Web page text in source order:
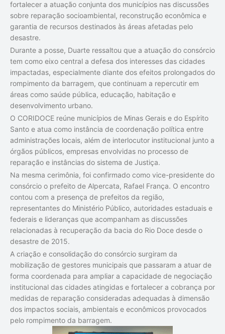
fortalecer a atuação conjunta dos municípios nas discussões
sobre reparação socioambiental, reconstrução econômica e
garantia de recursos destinados às áreas afetadas pelo
desastre.
Durante a posse, Duarte ressaltou que a atuação do consórcio
tem como eixo central a defesa dos interesses das cidades
impactadas, especialmente diante dos efeitos prolongados do
rompimento da barragem, que continuam a repercutir em
áreas como saúde pública, educação, habitação e
desenvolvimento urbano.
O CORIDOCE reúne municípios de Minas Gerais e do Espírito
Santo e atua como instância de coordenação política entre
administrações locais, além de interlocutor institucional junto a
órgãos públicos, empresas envolvidas no processo de
reparação e instâncias do sistema de Justiça.
Na mesma cerimônia, foi confirmado como vice-presidente do
consórcio o prefeito de Alpercata, Rafael França. O encontro
contou com a presença de prefeitos da região,
representantes do Ministério Público, autoridades estaduais e
federais e lideranças que acompanham as discussões
relacionadas à recuperação da bacia do Rio Doce desde o
desastre de 2015.
A criação e consolidação do consórcio surgiram da
mobilização de gestores municipais que passaram a atuar de
forma coordenada para ampliar a capacidade de negociação
institucional das cidades atingidas e fortalecer a cobrança por
medidas de reparação consideradas adequadas à dimensão
dos impactos sociais, ambientais e econômicos provocados
pelo rompimento da barragem.